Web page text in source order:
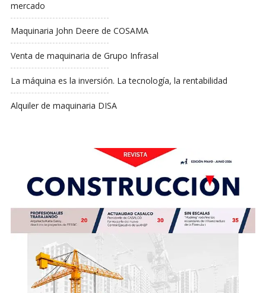
mercado
Maquinaria John Deere de COSAMA
Venta de maquinaria de Grupo Infrasal
La máquina es la inversión. La tecnología, la rentabilidad
Alquiler de maquinaria DISA